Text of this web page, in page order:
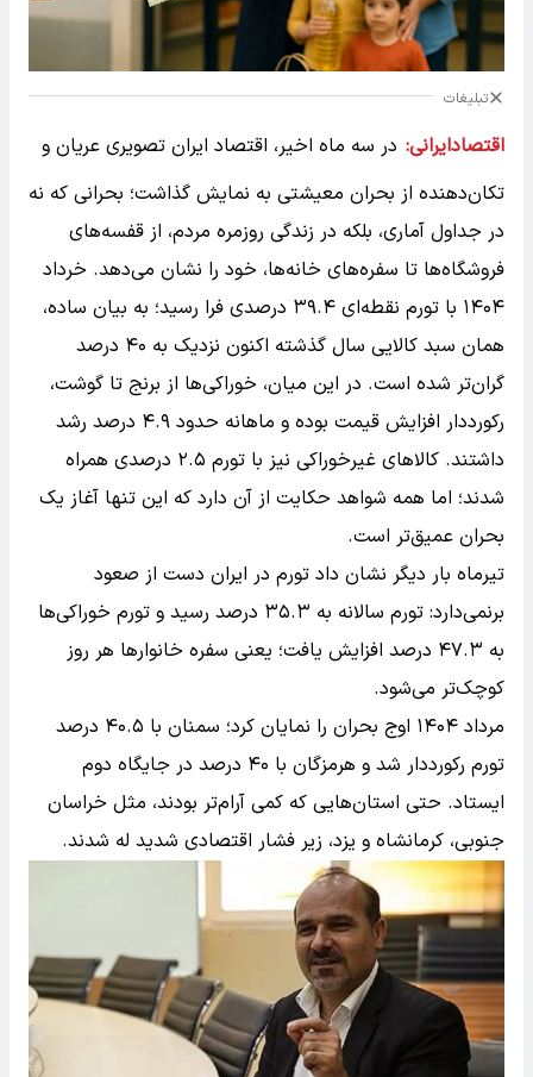
تبلیغات
اقتصادایرانی: در سه ماه اخیر، اقتصاد ایران تصویری عریان و
تکان‌دهنده از بحران معیشتی به نمایش گذاشت؛ بحرانی که نه
در جداول آماری، بلکه در زندگی روزمره مردم، از قفسه‌های
فروشگاه‌ها تا سفره‌های خانه‌ها، خود را نشان می‌دهد. خرداد
۱۴۰۴ با تورم نقطه‌ای ۳۹.۴ درصدی فرا رسید؛ به بیان ساده،
همان سبد کالایی سال گذشته اکنون نزدیک به ۴۰ درصد
گران‌تر شده است. در این میان، خوراکی‌ها از برنج تا گوشت،
رکورددار افزایش قیمت بوده و ماهانه حدود ۴.۹ درصد رشد
داشتند. کالاهای غیرخوراکی نیز با تورم ۲.۵ درصدی همراه
شدند؛ اما همه شواهد حکایت از آن دارد که این تنها آغاز یک
بحران عمیق‌تر است.
تیرماه بار دیگر نشان داد تورم در ایران دست از صعود
برنمی‌دارد: تورم سالانه به ۳۵.۳ درصد رسید و تورم خوراکی‌ها
به ۴۷.۳ درصد افزایش یافت؛ یعنی سفره خانوارها هر روز
کوچک‌تر می‌شود.
مرداد ۱۴۰۴ اوج بحران را نمایان کرد؛ سمنان با ۴۰.۵ درصد
تورم رکورددار شد و هرمزگان با ۴۰ درصد در جایگاه دوم
ایستاد. حتی استان‌هایی که کمی آرام‌تر بودند، مثل خراسان
جنوبی، کرمانشاه و یزد، زیر فشار اقتصادی شدید له شدند.